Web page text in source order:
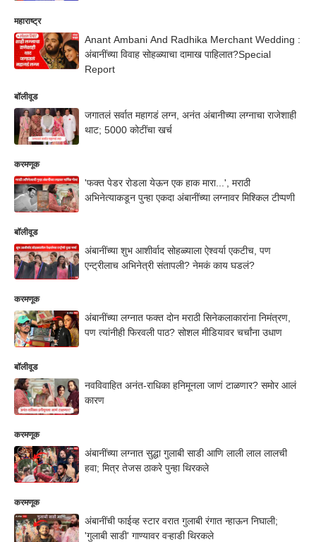
महाराष्ट्र
Anant Ambani And Radhika Merchant Wedding :
अंबानींच्या विवाह सोहळ्याचा दामाख पाहिलात?Special
Report
बॉलीवूड
जगातलं सर्वात महागडं लग्न, अनंत अंबानीच्या लग्नाचा राजेशाही
थाट; 5000 कोटींचा खर्च
करमणूक
'फक्त पेडर रोडला येऊन एक हाक मारा...', मराठी
अभिनेत्याकडून पुन्हा एकदा अंबानींच्या लग्नावर मिश्किल टीप्पणी
बॉलीवूड
अंबानींच्या शुभ आशीर्वाद सोहळ्याला ऐश्वर्या एकटीच, पण
एन्ट्रीलाच अभिनेत्री संतापली? नेमकं काय घडलं?
करमणूक
अंबानींच्या लग्नात फक्त दोन मराठी सिनेकलाकारांना निमंत्रण,
पण त्यांनीही फिरवली पाठ? सोशल मीडियावर चर्चांना उधाण
बॉलीवूड
नवविवाहित अनंत-राधिका हनिमूनला जाणं टाळणार? समोर आलं
कारण
करमणूक
अंबानींच्या लग्नात सुद्धा गुलाबी साडी आणि लाली लाल लालची
हवा; मित्र तेजस ठाकरे पुन्हा थिरकले
करमणूक
अंबानींची फाईव्ह स्टार वरात गुलाबी रंगात न्हाऊन निघाली;
'गुलाबी साडी' गाण्यावर वऱ्हाडी थिरकले